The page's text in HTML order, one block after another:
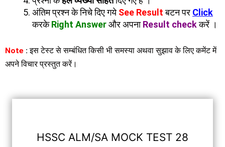
अंतिम प्रश्न के निचे दिए गयेSee Resultबटन पर Click
करकेRight Answerऔर अपनाResult checkकरें ।
Note : इस टेस्ट से सम्बंधित किसी भी समस्या अथवा सुझाव के लिए कमेंट में
अपने विचार प्रस्तुत करें।
HSSC ALM/SA MOCK TEST 28